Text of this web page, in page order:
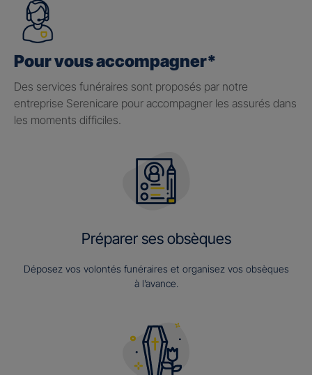
Pour vous accompagner*
Des services funéraires sont proposés par notre
entreprise Serenicare pour accompagner les assurés dans
les moments difficiles.
Préparer ses obsèques
Déposez vos volontés funéraires et organisez vos obsèques
à l’avance.